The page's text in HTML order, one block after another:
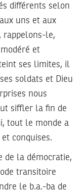
différents selon
uns et aux
rappelons-le,
et
ses limites, il
soldats et Dieu
nous
siffler la fin de
tout le monde a
conquises.
de la démocratie,
transitoire
le b.a.-ba de